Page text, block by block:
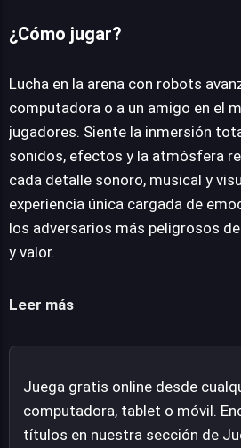
desafiante o, para una
Esta flexibilidad garantiza que la
sea accesible para diferentes
promesa de una experiencia única
una banda sonora envolvente y
elevan la tensión de cada
Robo Duel 3D, la victoria depende
astucia para superar a adversarios
peligrosos, todo ello encapsulado
plataformas más populares.
¿Cómo jugar?
Lucha en la arena con robots
computadora o a un amigo en el
jugadores. Siente la inmersión
sonidos, efectos y la atmósfera
cada detalle sonoro, musical y
experiencia única cargada de
los adversarios más peligrosos
y valor.
Leer más
Juega gratis online desde
computadora, tablet o móvil.
títulos en nuestra sección de